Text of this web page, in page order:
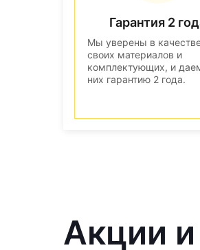
Гарантия 2
Мы уверены в
своих материалов и
комплектующих, и
них гарантию 2 года.
Акции